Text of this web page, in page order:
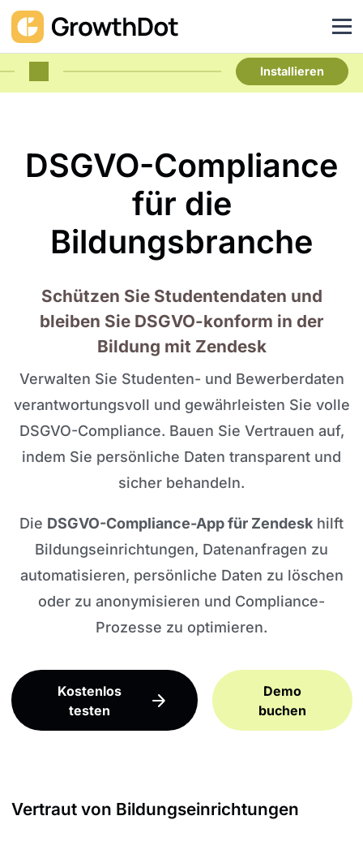
Installieren
DSGVO-Compliance
für die
Bildungsbranche
Schützen Sie Studentendaten und
bleiben Sie DSGVO-konform in der
Bildung mit Zendesk
Verwalten Sie Studenten- und Bewerberdaten
verantwortungsvoll und gewährleisten Sie volle
DSGVO-Compliance. Bauen Sie Vertrauen auf,
indem Sie persönliche Daten transparent und
sicher behandeln.
Die DSGVO-Compliance-App für Zendesk hilft
Bildungseinrichtungen, Datenanfragen zu
automatisieren, persönliche Daten zu löschen
oder zu anonymisieren und Compliance-
Prozesse zu optimieren.
Kostenlos
testen
Demo
buchen
Vertraut von Bildungseinrichtungen